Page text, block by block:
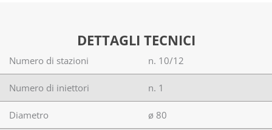
DETTAGLI TECNICI
Numero di stazioni n. 10/12
Numero di iniettori n. 1
Diametro ø 80